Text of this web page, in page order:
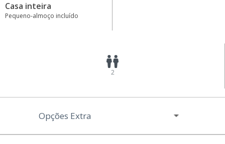
Casa inteira
Pequeno-almoço incluído
2
Opções Extra